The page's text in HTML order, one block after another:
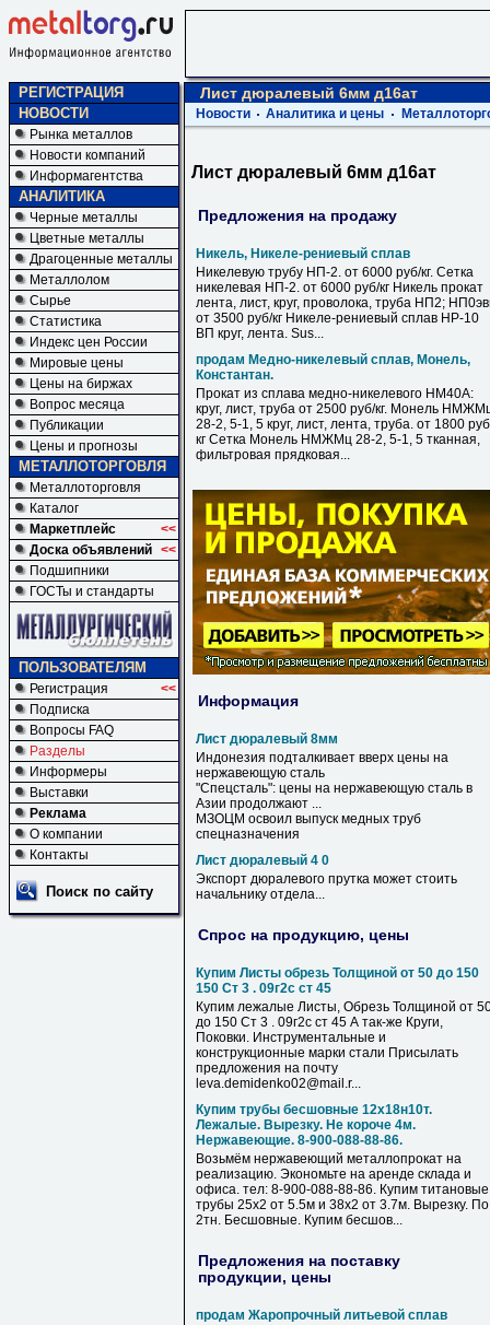
РЕГИСТРАЦИЯ
НОВОСТИ
Рынка металлов
Новости компаний
Информагентства
АНАЛИТИКА
Черные металлы
Цветные металлы
Драгоценные металлы
Металлолом
Сырье
Статистика
Индекс цен России
Мировые цены
Цены на биржах
Вопрос месяца
Публикации
Цены и прогнозы
МЕТАЛЛОТОРГОВЛЯ
Металлоторговля
Каталог
Маркетплейс
<<
Доска объявлений <<
Подшипники
ГОСТы и стандарты
ПОЛЬЗОВАТЕЛЯМ
Регистрация
<<
Подписка
Вопросы FAQ
Разделы
Информеры
Выставки
Реклама
О компании
Контакты
Поиск по сайту
Лист дюралевый 6мм д16ат
Новости Аналитика и цены
Лист дюралевый 6мм д16ат
Предложения на продажу
Никель, Никеле-рениевый сплав
Никелевую трубу НП-2. от 6000 руб/кг. Сетка
никелевая НП-2. от 6000 руб/кг Никель прокат
лента, лист, круг, проволока, труба НП2;
от 3500 руб/кг Никеле-рениевый сплав НР-10
ВП круг, лента. Sus...
продам Медно-никелевый сплав, Монель,
Константан.
Прокат из сплава медно-никелевого НМ40А:
круг, лист, труба от 2500 руб/кг. Монель
28-2, 5-1, 5 круг, лист, лента, труба. от 1800
кг Сетка Монель НМЖМц 28-2, 5-1, 5 тканная,
фильтровая прядковая...
Информация
Лист дюралевый 8мм
Индонезия подталкивает вверх цены на
нержавеющую сталь
"Спецсталь": цены на нержавеющую сталь в
Азии продолжают ...
МЗОЦМ освоил выпуск медных труб
спецназначения
Лист дюралевый 4 0
Экспорт дюралевого прутка может стоить
начальнику отдела...
Спрос на продукцию, цены
Купим Листы обрезь Толщиной от 50 до 150
150 Ст 3 . 09г2с ст 45
Купим лежалые Листы, Обрезь Толщиной от
до 150 Ст 3 . 09г2с ст 45 А так-же Круги,
Поковки. Инструментальные и
конструкционные марки стали Присылать
предложения на почту
leva.demidenko02@mail.r...
Купим трубы бесшовные 12х18н10т.
Лежалые. Вырезку. Не короче 4м.
Нержавеющие. 8-900-088-88-86.
Возьмём нержавеющий металлопрокат на
реализацию. Экономьте на аренде склада и
офиса. тел: 8-900-088-88-86. Купим титановые
трубы 25х2 от 5.5м и 38х2 от 3.7м. Вырезку. По
2тн. Бесшовные. Купим бесшов...
Предложения на поставку
продукции, цены
продам Жаропрочный литьевой сплав